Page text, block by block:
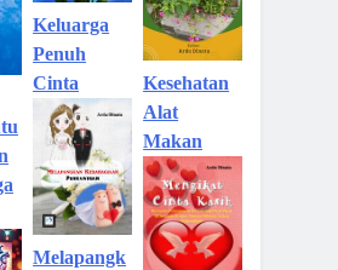
Keluarga
Penuh
Cinta
Melapangk
Kesehatan
Alat
Makan